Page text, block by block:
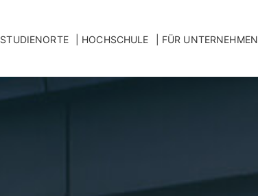
STUDIENORTE HOCHSCHULE FÜR UNTERNEHMEN